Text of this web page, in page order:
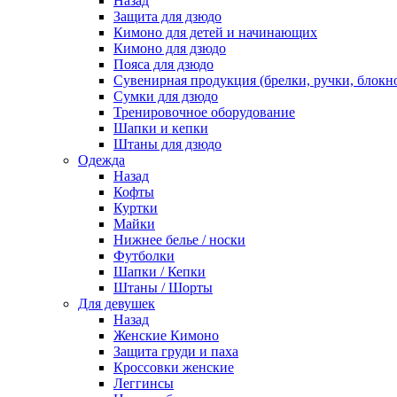
Защита для дзюдо
Кимоно для детей и начинающих
Кимоно для дзюдо
Пояса для дзюдо
Сувенирная продукция (брелки, ручки,
Сумки для дзюдо
Тренировочное оборудование
Шапки и кепки
Штаны для дзюдо
Одежда
Назад
Кофты
Куртки
Майки
Нижнее белье / носки
Футболки
Шапки / Кепки
Штаны / Шорты
Для девушек
Назад
Женские Кимоно
Защита груди и паха
Кроссовки женские
Леггинсы